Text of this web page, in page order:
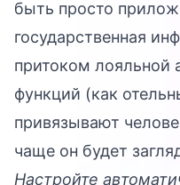
быть просто
государственная
притоком лояльной
функций (как
привязывают
чаще он будет
Настройте